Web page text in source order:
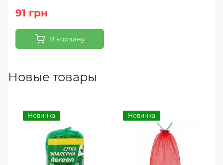
91 грн
В корзину
Новые товары
Новинка Новинка